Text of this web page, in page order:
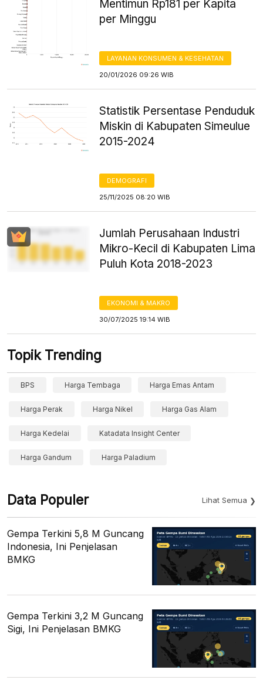
Mentimun Rp181 per Kapita
per Minggu
LAYANAN KONSUMEN & KESEHATAN
20/01/2026 09:26 WIB
Statistik Persentase Penduduk
Miskin di Kabupaten Simeulue
2015-2024
DEMOGRAFI
25/11/2025 08:20 WIB
Jumlah Perusahaan Industri
Mikro-Kecil di Kabupaten Lima
Puluh Kota 2018-2023
EKONOMI & MAKRO
30/07/2025 19:14 WIB
Topik Trending
BPS Harga Tembaga Harga Emas Antam
Harga Perak Harga Nikel Harga Gas Alam
Harga Kedelai Katadata Insight Center
Harga Gandum Harga Paladium
Data Populer Lihat Semua
Gempa Terkini 5,8 M Guncang
Indonesia, Ini Penjelasan
BMKG
Gempa Terkini 3,2 M Guncang
Sigi, Ini Penjelasan BMKG